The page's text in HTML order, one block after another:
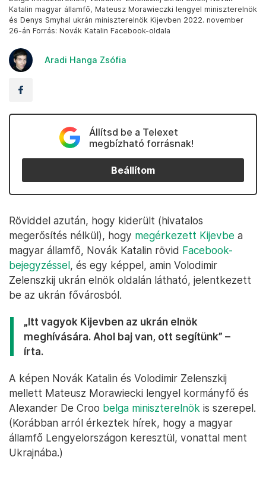
Katalin magyar államfő, Mateusz Morawieczki lengyel miniszterelnök
és Denys Smyhal ukrán miniszterelnök Kijevben 2022. november
26-án Forrás: Novák Katalin Facebook-oldala
Aradi Hanga Zsófia
Állítsd be a Telexet
megbízható forrásnak!
Beállítom
Röviddel azután, hogy kiderült (hivatalos
megerősítés nélkül), hogy megérkezett Kijevbe a
magyar államfő, Novák Katalin rövid Facebook-
bejegyzéssel, és egy képpel, amin Volodimir
Zelenszkij ukrán elnök oldalán látható, jelentkezett
be az ukrán fővárosból.
„Itt vagyok Kijevben az ukrán elnök
meghívására. Ahol baj van, ott segítünk” –
írta.
A képen Novák Katalin és Volodimir Zelenszkij
mellett Mateusz Morawiecki lengyel kormányfő és
Alexander De Croo belga miniszterelnök is szerepel.
(Korábban arról érkeztek hírek, hogy a magyar
államfő Lengyelországon keresztül, vonattal ment
Ukrajnába.)